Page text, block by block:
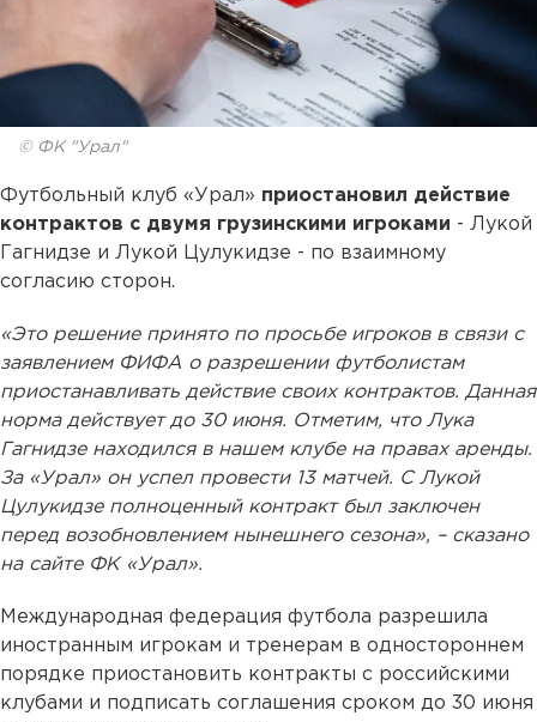
© ФК "Урал"
Футбольный клуб «Урал» приостановил действие
контрактов с двумя грузинскими игроками - Лукой
Гагнидзе и Лукой Цулукидзе - по взаимному
согласию сторон.
«Это решение принято по просьбе игроков в связи с
заявлением ФИФА о разрешении футболистам
приостанавливать действие своих контрактов. Данная
норма действует до 30 июня. Отметим, что Лука
Гагнидзе находился в нашем клубе на правах аренды.
За «Урал» он успел провести 13 матчей. С Лукой
Цулукидзе полноценный контракт был заключен
перед возобновлением нынешнего сезона», – сказано
на сайте ФК «Урал».
Международная федерация футбола разрешила
иностранным игрокам и тренерам в одностороннем
порядке приостановить контракты с российскими
клубами и подписать соглашения сроком до 30 июня